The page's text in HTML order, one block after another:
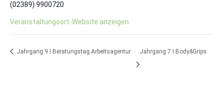
(02389) 9900720
Veranstaltungsort-Website anzeigen
Jahrgang 9 I Beratungstag Arbeitsagentur Jahrgang 7 I Body&Grips